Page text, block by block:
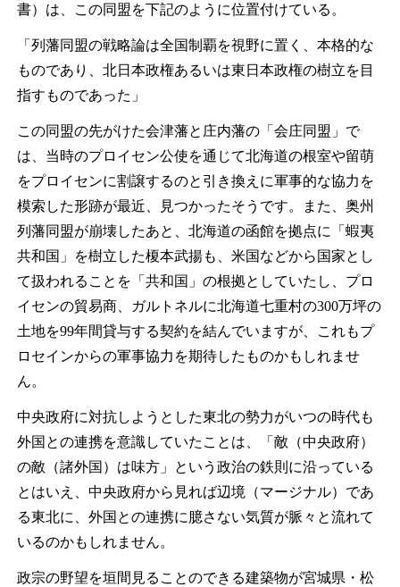
書）は、この同盟を下記のように位置付けている。
「列藩同盟の戦略論は全国制覇を視野に置く、本格的な
ものであり、北日本政権あるいは東日本政権の樹立を目
指すものであった」
この同盟の先がけた会津藩と庄内藩の「会庄同盟」で
は、当時のプロイセン公使を通じて北海道の根室や留萌
をプロイセンに割譲するのと引き換えに軍事的な協力を
模索した形跡が最近、見つかったそうです。また、奥州
列藩同盟が崩壊したあと、北海道の函館を拠点に「蝦夷
共和国」を樹立した榎本武揚も、米国などから国家とし
て扱われることを「共和国」の根拠としていたし、プロ
イセンの貿易商、ガルトネルに北海道七重村の300万坪の
土地を99年間貸与する契約を結んでいますが、これもプ
ロセインからの軍事協力を期待したものかもしれませ
ん。
中央政府に対抗しようとした東北の勢力がいつの時代も
外国との連携を意識していたことは、「敵（中央政府）
の敵（諸外国）は味方」という政治の鉄則に沿っている
とはいえ、中央政府から見れば辺境（マージナル）であ
る東北に、外国との連携に臆さない気質が脈々と流れて
いるのかもしれません。
政宗の野望を垣間見ることのできる建築物が宮城県・松